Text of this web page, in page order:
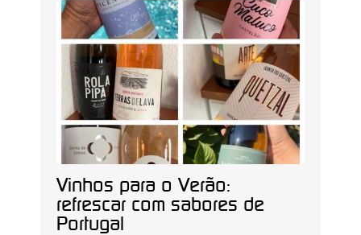
Vinhos para o Verão:
refrescar com sabores de
Portugal